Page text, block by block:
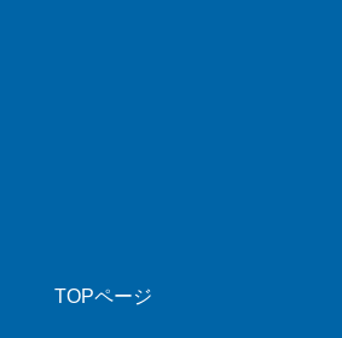
TOPページ